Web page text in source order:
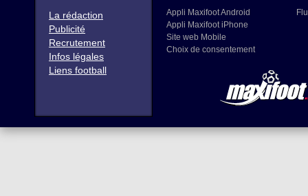
La rédaction
Publicité
Recrutement
Infos légales
Liens football
Appli Maxifoot Android
Appli Maxifoot iPhone
Site web Mobile
Choix de consentement